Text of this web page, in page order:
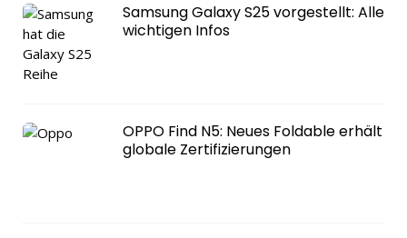
Samsung Galaxy S25 vorgestellt: Alle
wichtigen Infos
OPPO Find N5: Neues Foldable erhält
globale Zertifizierungen